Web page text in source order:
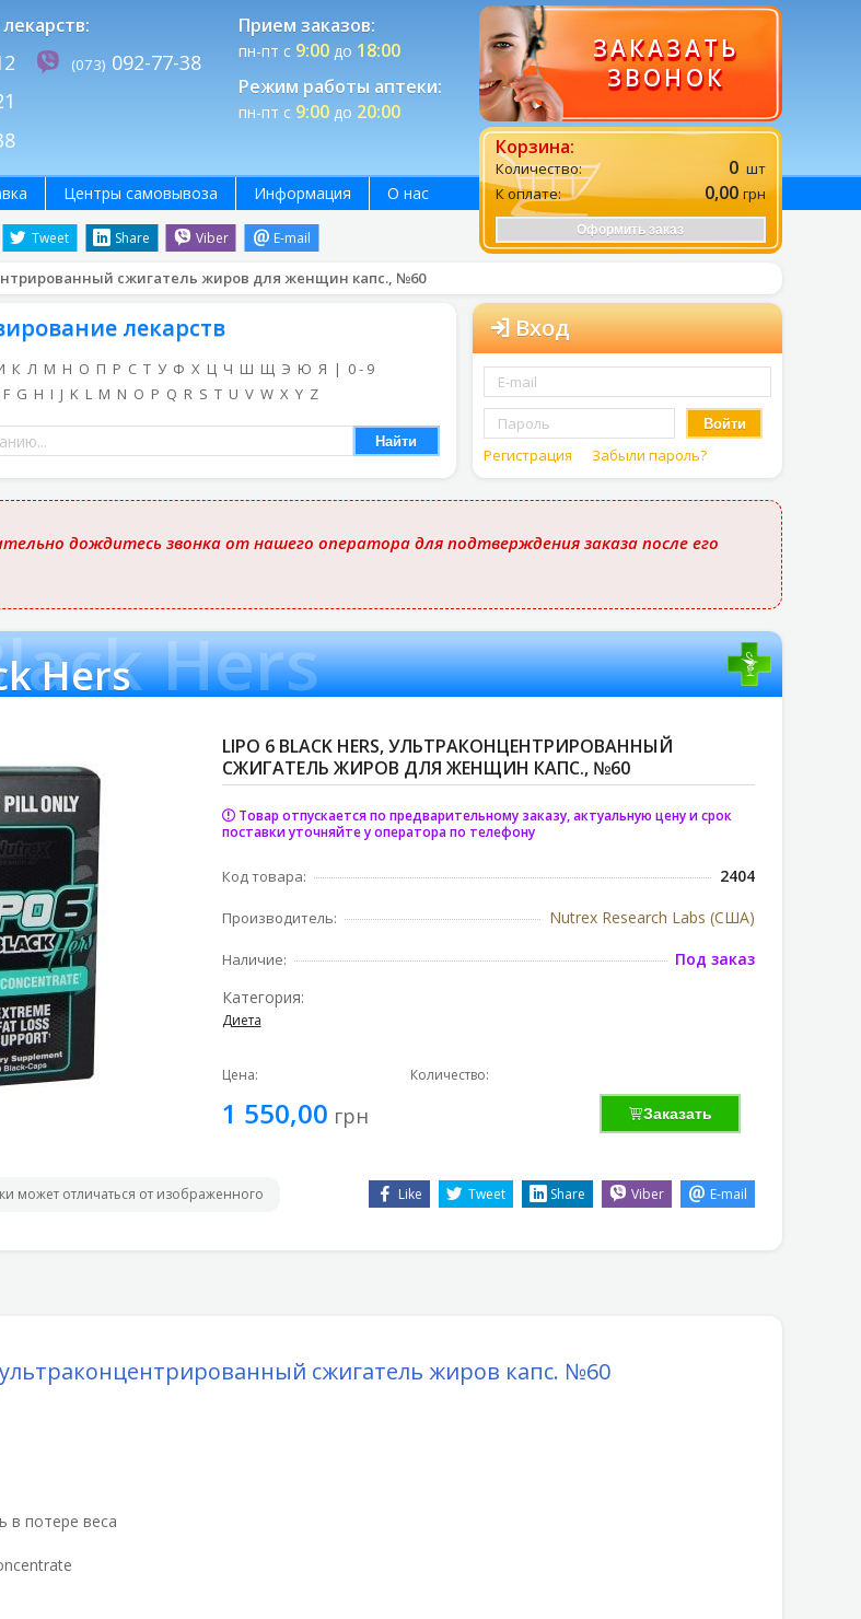
(073) 092-77-38
Прием заказов:
пн-пт с 9:00до 18:00
Режим работы аптеки:
пн-пт с 9:00до 20:00
ЗАКАЗАТЬ
ЗВОНОК
Корзина:
Количество: 0 шт
К оплате:
0,00 грн
Оформить заказ
Tweet Share Viber E-mail
Центры самовывоза Информация О нас
сжигатель жиров для женщин капс., №60
лекарств
К Л М Н О П Р С Т У Ф Х Ц Ч Ш Щ Э Ю Я | 0 - 9
F G H I J K L M N O P Q R S T U V W X Y Z
Найти
Вход
Войти
Регистрация Забыли пароль?
дождитесь звонка от нашего оператора для подтверждения заказа после его
Hers
Hers
LIPO 6 BLACK HERS, УЛЬТРАКОНЦЕНТРИРОВАННЫЙ
СЖИГАТЕЛЬ ЖИРОВ ДЛЯ ЖЕНЩИН КАПС., №60
Товар отпускается по предварительному заказу, актуальную цену и срок
поставки уточняйте у оператора по телефону
Код товара: 2404
Производитель: Nutrex Research Labs (США)
Наличие:
Под заказ
Категория:
Диета
Цена:
1 550,00 грн
Количество:
Заказать
может отличаться от изображенного Like Tweet Share Viber E-mail
сжигатель жиров капс. №60
потере веса